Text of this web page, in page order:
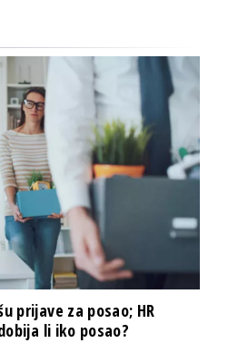
prijave za posao; HR
li iko posao?